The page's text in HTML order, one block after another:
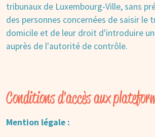
tribunaux de Luxembourg-Ville, sans
des personnes concernées de saisir le
domicile et de leur droit d'introduire
auprès de l'autorité de contrôle.
Conditions d'accès aux
Mention légale :